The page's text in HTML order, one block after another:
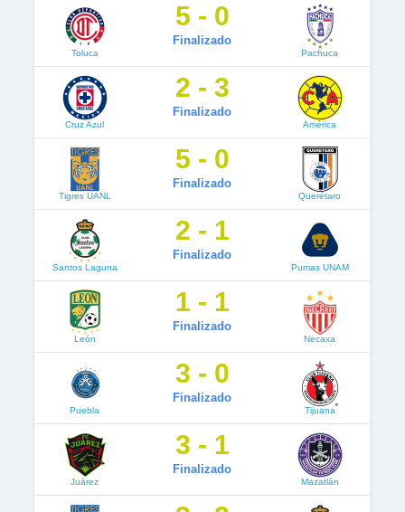
Toluca
5 - 0
Finalizado
Pachuca
Cruz Azul
2 - 3
Finalizado
América
Tigres UANL
5 - 0
Finalizado
Querétaro
Santos Laguna
2 - 1
Finalizado
Pumas UNAM
León
1 - 1
Finalizado
Necaxa
Puebla
3 - 0
Finalizado
Tijuana
Juárez
3 - 1
Finalizado
Mazatlán